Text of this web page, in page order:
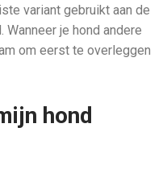
variant gebruikt aan de
Wanneer je hond andere
om eerst te overleggen
hond